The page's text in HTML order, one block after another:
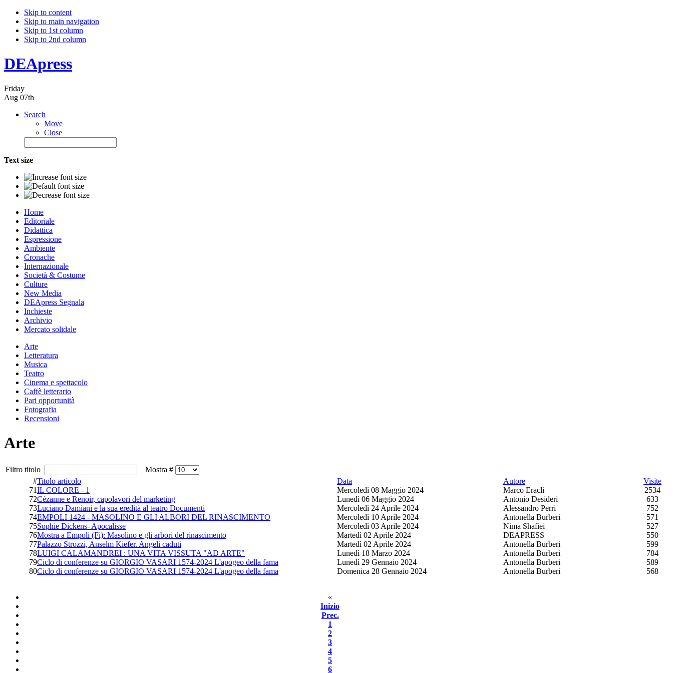
Skip to content
Skip to main navigation
Skip to 1st column
Skip to 2nd column
DEApress
Friday
Aug 07th
Search
Move
Close
Text size
Home
Editoriale
Didattica
Espressione
Ambiente
Cronache
Internazionale
Società & Costume
Culture
New Media
DEApress Segnala
Inchieste
Archivio
Mercato solidale
Arte
Letteratura
Musica
Teatro
Cinema e spettacolo
Caffè letterario
Pari opportunità
Fotografia
Recensioni
Arte
Filtro titolo
Mostra #
#Titolo articolo Data Autore
Visite
71IL COLORE - 1 Mercoledì 08 Maggio 2024 Marco Eracli
2534
72Cézanne e Renoir, capolavori del marketing Lunedì 06 Maggio 2024 Antonio Desideri
633
73Luciano Damiani e la sua eredità al teatro Documenti Mercoledì 24 Aprile 2024 Alessandro Perri
752
74EMPOLI 1424 - MASOLINO E GLI ALBORI DEL RINASCIMENTO Mercoledì 10 Aprile 2024 Antonella Burberi
571
75Sophie Dickens- Apocalisse Mercoledì 03 Aprile 2024 Nima Shafiei
527
76Mostra a Empoli (Fi): Masolino e gli arbori del rinascimento Martedì 02 Aprile 2024 DEAPRESS
550
77Palazzo Strozzi, Anselm Kiefer. Angeli caduti Martedì 02 Aprile 2024 Antonella Burberi
599
78LUIGI CALAMANDREI : UNA VITA VISSUTA "AD ARTE" Lunedì 18 Marzo 2024 Antonella Burberi
784
79Ciclo di conferenze su GIORGIO VASARI 1574-2024 L'apogeo della fama Lunedì 29 Gennaio 2024 Antonella Burberi
589
80Ciclo di conferenze su GIORGIO VASARI 1574-2024 L'apogeo della fama Domenica 28 Gennaio 2024 Antonella Burberi 568
«
Inizio
Prec.
1
2
3
4
5
6